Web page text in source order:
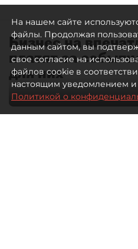
Бизнес на
платят за
для них
На нашем сайте
файлы. Продолжая
данным сайтом, вы
свое согласие на
файлов cookie в
настоящим уведомлением и
Политикой о